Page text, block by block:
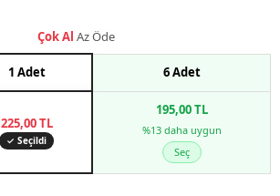
Çok Al Az Öde
1 Adet 6 Adet
225,00 TL
✓ Seçildi
195,00 TL
%13 daha uygun
Seç